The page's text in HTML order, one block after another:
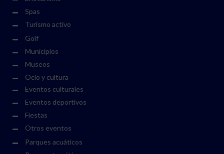
Spas
Turismo activo
Golf
Municipios
Museos
Ocio y cultura
Eventos culturales
Eventos deportivos
Fiestas
Otros eventos
Parques acuáticos